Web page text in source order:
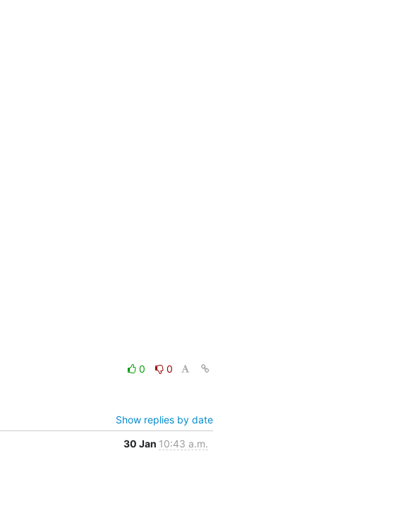
0
0
Show replies by date
30 Jan 10:43 a.m.